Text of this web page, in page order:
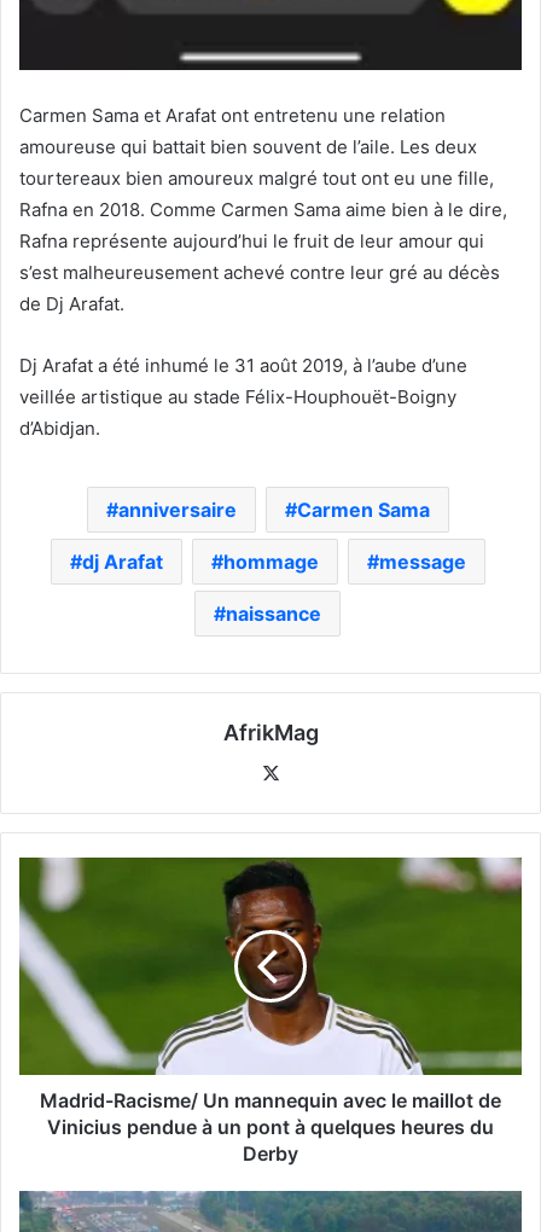
Carmen Sama et Arafat ont entretenu une relation
amoureuse qui battait bien souvent de l’aile. Les deux
tourtereaux bien amoureux malgré tout ont eu une fille,
Rafna en 2018. Comme Carmen Sama aime bien à le dire,
Rafna représente aujourd’hui le fruit de leur amour qui
s’est malheureusement achevé contre leur gré au décès
de Dj Arafat.
Dj Arafat a été inhumé le 31 août 2019, à l’aube d’une
veillée artistique au stade Félix-Houphouët-Boigny
d’Abidjan.
anniversaire Carmen Sama
dj Arafat hommage message
naissance
AfrikMag
Madrid-Racisme/ Un mannequin avec le maillot de
Vinicius pendue à un pont à quelques heures du
Derby